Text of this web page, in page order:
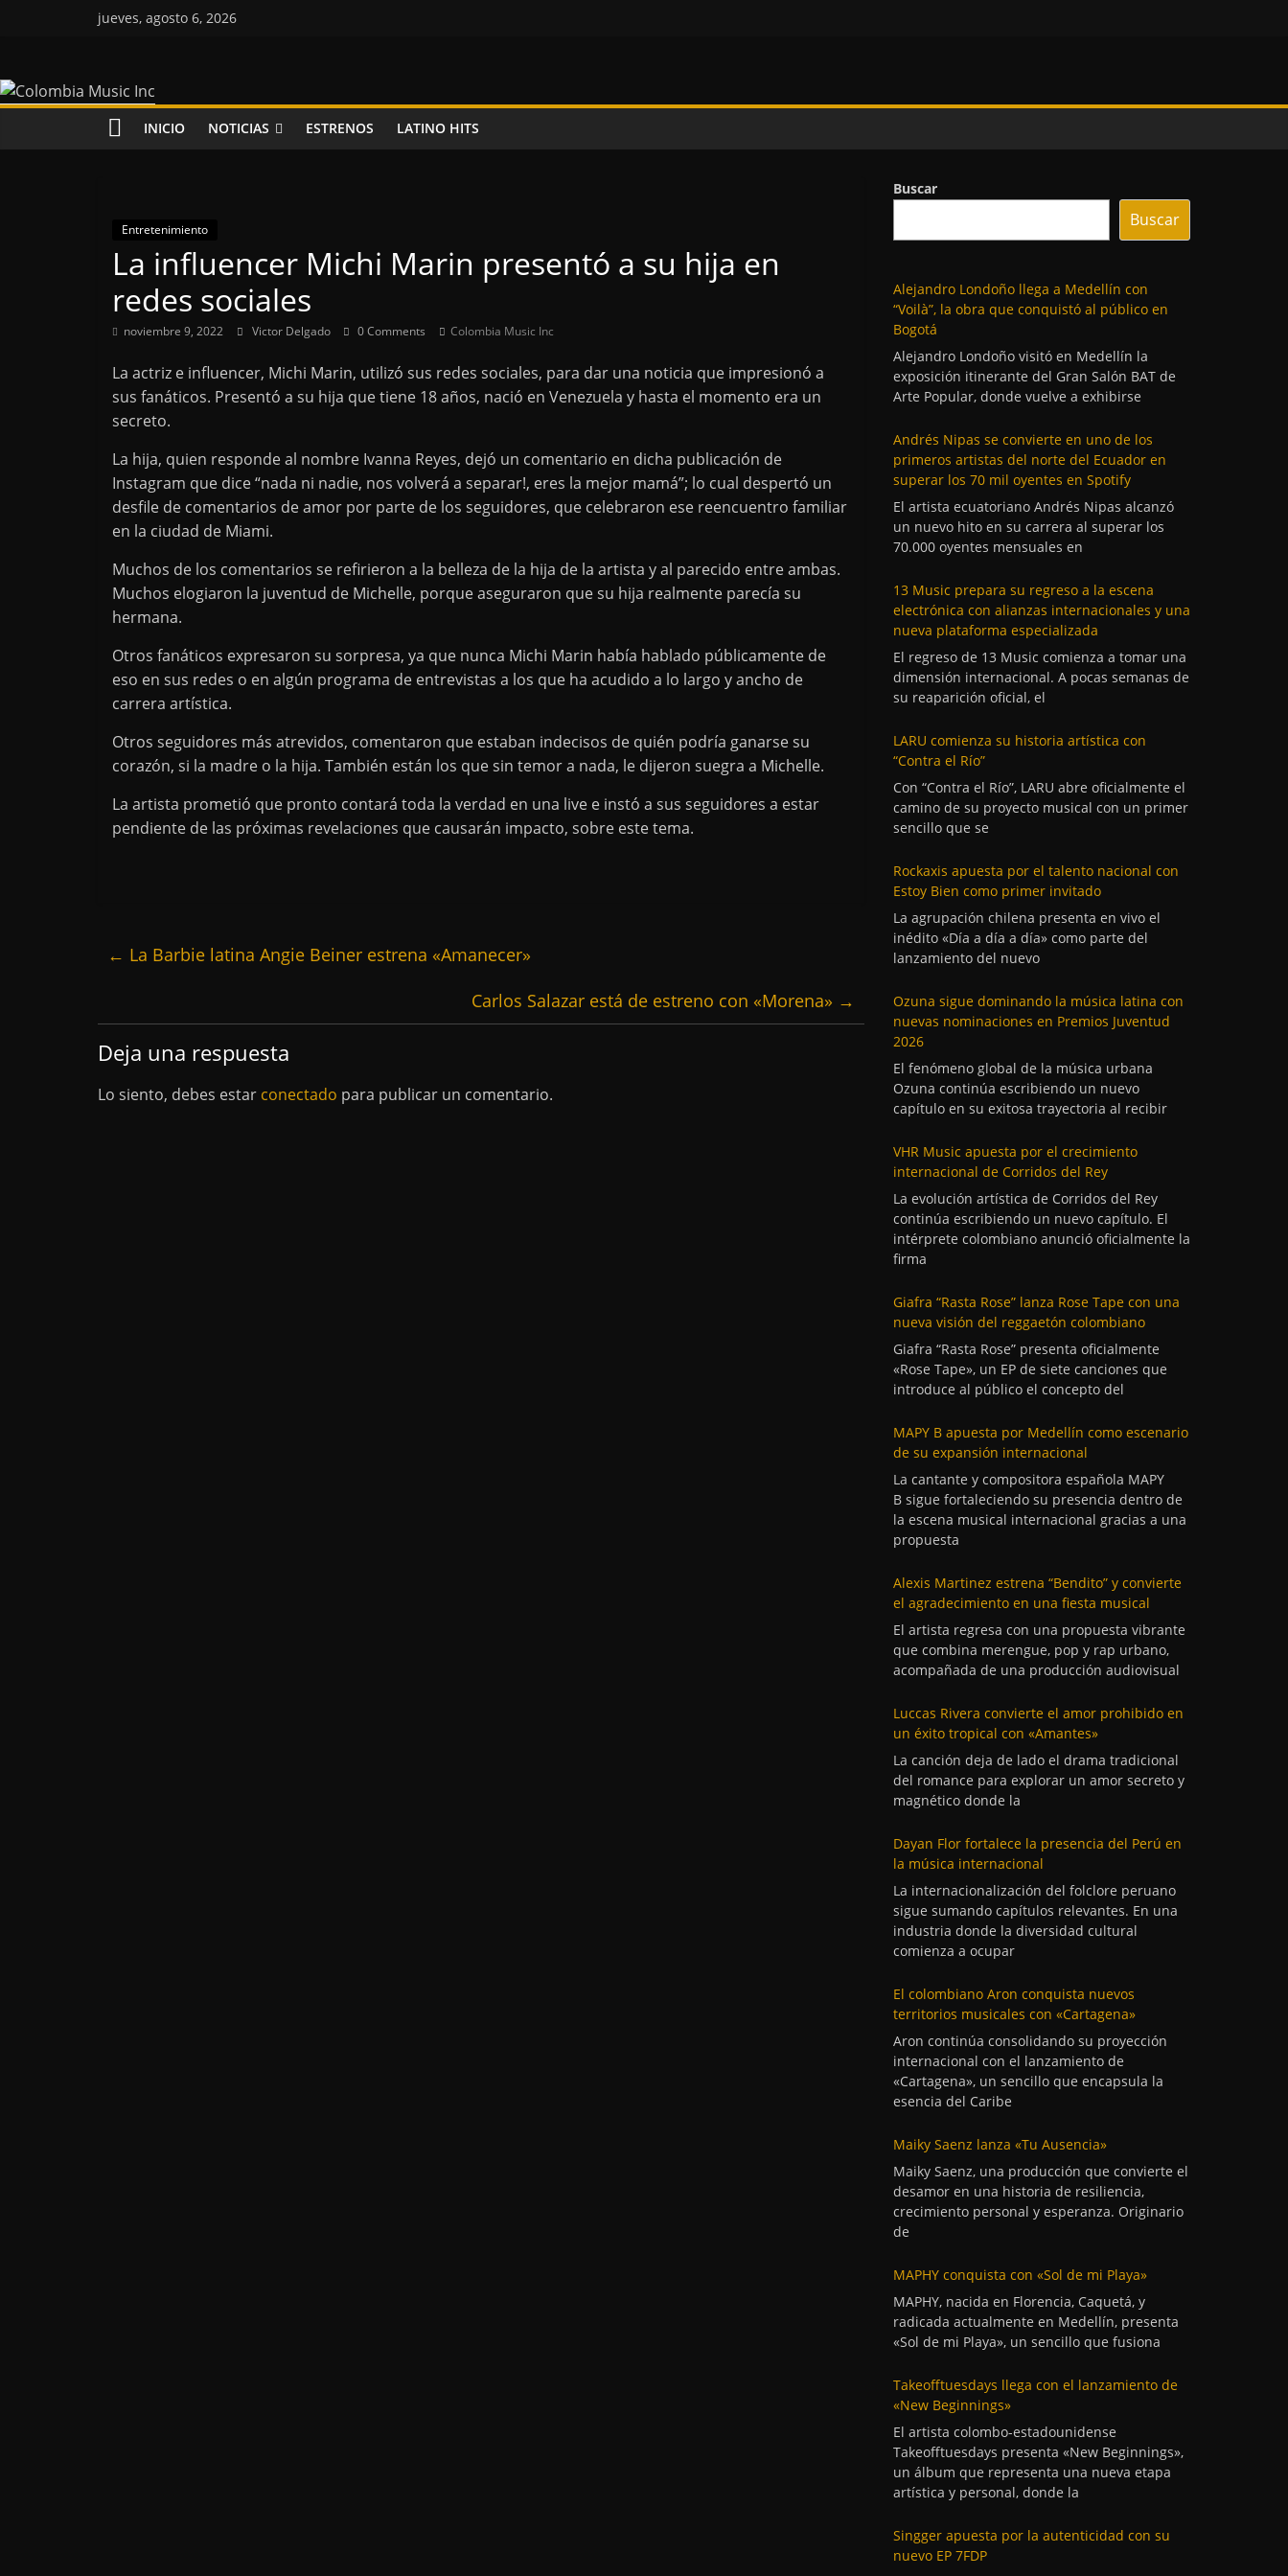
jueves, agosto 6, 2026
Colombia
Music
Colombia
Inc
INICIO NOTICIAS ESTRENOS LATINO HITS
Entretenimiento
La influencer Michi Marin presentó a su hija en
redes sociales
noviembre 9, 2022 Victor Delgado 0 Comments Colombia Music Inc
La actriz e influencer, Michi Marin, utilizó sus redes sociales, para dar una noticia que impresionó a
sus fanáticos. Presentó a su hija que tiene 18 años, nació en Venezuela y hasta el momento era un
secreto.
La hija, quien responde al nombre Ivanna Reyes, dejó un comentario en dicha publicación de
Instagram que dice “nada ni nadie, nos volverá a separar!, eres la mejor mamá”; lo cual despertó un
desfile de comentarios de amor por parte de los seguidores, que celebraron ese reencuentro familiar
en la ciudad de Miami.
Muchos de los comentarios se refirieron a la belleza de la hija de la artista y al parecido entre ambas.
Muchos elogiaron la juventud de Michelle, porque aseguraron que su hija realmente parecía su
hermana.
Otros fanáticos expresaron su sorpresa, ya que nunca Michi Marin había hablado públicamente de
eso en sus redes o en algún programa de entrevistas a los que ha acudido a lo largo y ancho de
carrera artística.
Otros seguidores más atrevidos, comentaron que estaban indecisos de quién podría ganarse su
corazón, si la madre o la hija. También están los que sin temor a nada, le dijeron suegra a Michelle.
La artista prometió que pronto contará toda la verdad en una live e instó a sus seguidores a estar
pendiente de las próximas revelaciones que causarán impacto, sobre este tema.
← La Barbie latina Angie Beiner estrena «Amanecer»
Carlos Salazar está de estreno con «Morena» →
Deja una respuesta
Lo siento, debes estar conectado para publicar un comentario.
Buscar
Buscar
Alejandro Londoño llega a Medellín con
“Voilà”, la obra que conquistó al público en
Bogotá
Alejandro Londoño visitó en Medellín la
exposición itinerante del Gran Salón BAT de
Arte Popular, donde vuelve a exhibirse
Andrés Nipas se convierte en uno de los
primeros artistas del norte del Ecuador en
superar los 70 mil oyentes en Spotify
El artista ecuatoriano Andrés Nipas alcanzó
un nuevo hito en su carrera al superar los
70.000 oyentes mensuales en
13 Music prepara su regreso a la escena
electrónica con alianzas internacionales y una
nueva plataforma especializada
El regreso de 13 Music comienza a tomar una
dimensión internacional. A pocas semanas de
su reaparición oficial, el
LARU comienza su historia artística con
“Contra el Río”
Con “Contra el Río”, LARU abre oficialmente el
camino de su proyecto musical con un primer
sencillo que se
Rockaxis apuesta por el talento nacional con
Estoy Bien como primer invitado
La agrupación chilena presenta en vivo el
inédito «Día a día a día» como parte del
lanzamiento del nuevo
Ozuna sigue dominando la música latina con
nuevas nominaciones en Premios Juventud
2026
El fenómeno global de la música urbana
Ozuna continúa escribiendo un nuevo
capítulo en su exitosa trayectoria al recibir
VHR Music apuesta por el crecimiento
internacional de Corridos del Rey
La evolución artística de Corridos del Rey
continúa escribiendo un nuevo capítulo. El
intérprete colombiano anunció oficialmente la
firma
Giafra “Rasta Rose” lanza Rose Tape con una
nueva visión del reggaetón colombiano
Giafra “Rasta Rose” presenta oficialmente
«Rose Tape», un EP de siete canciones que
introduce al público el concepto del
MAPY B apuesta por Medellín como escenario
de su expansión internacional
La cantante y compositora española MAPY
B sigue fortaleciendo su presencia dentro de
la escena musical internacional gracias a una
propuesta
Alexis Martinez estrena “Bendito” y convierte
el agradecimiento en una fiesta musical
El artista regresa con una propuesta vibrante
que combina merengue, pop y rap urbano,
acompañada de una producción audiovisual
Luccas Rivera convierte el amor prohibido en
un éxito tropical con «Amantes»
La canción deja de lado el drama tradicional
del romance para explorar un amor secreto y
magnético donde la
Dayan Flor fortalece la presencia del Perú en
la música internacional
La internacionalización del folclore peruano
sigue sumando capítulos relevantes. En una
industria donde la diversidad cultural
comienza a ocupar
El colombiano Aron conquista nuevos
territorios musicales con «Cartagena»
Aron continúa consolidando su proyección
internacional con el lanzamiento de
«Cartagena», un sencillo que encapsula la
esencia del Caribe
Maiky Saenz lanza «Tu Ausencia»
Maiky Saenz, una producción que convierte el
desamor en una historia de resiliencia,
crecimiento personal y esperanza. Originario
de
MAPHY conquista con «Sol de mi Playa»
MAPHY, nacida en Florencia, Caquetá, y
radicada actualmente en Medellín, presenta
«Sol de mi Playa», un sencillo que fusiona
Takeofftuesdays llega con el lanzamiento de
«New Beginnings»
El artista colombo-estadounidense
Takeofftuesdays presenta «New Beginnings»,
un álbum que representa una nueva etapa
artística y personal, donde la
Singger apuesta por la autenticidad con su
nuevo EP 7FDP